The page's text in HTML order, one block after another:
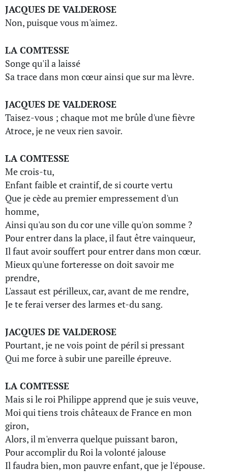
JACQUES DE VALDEROSE
Non, puisque vous m'aimez.
LA COMTESSE
Songe qu'il a laissé
Sa trace dans mon cœur ainsi que sur ma lèvre.
JACQUES DE VALDEROSE
Taisez-vous ; chaque mot me brûle d'une fièvre
Atroce, je ne veux rien savoir.
LA COMTESSE
Me crois-tu,
Enfant faible et craintif, de si courte vertu
Que je cède au premier empressement d'un
homme,
Ainsi qu'au son du cor une ville qu'on somme ?
Pour entrer dans la place, il faut être vainqueur,
Il faut avoir souffert pour entrer dans mon cœur.
Mieux qu'une forteresse on doit savoir me
prendre,
L'assaut est périlleux, car, avant de me rendre,
Je te ferai verser des larmes et-du sang.
JACQUES DE VALDEROSE
Pourtant, je ne vois point de péril si pressant
Qui me force à subir une pareille épreuve.
LA COMTESSE
Mais si le roi Philippe apprend que je suis veuve,
Moi qui tiens trois châteaux de France en mon
giron,
Alors, il m'enverra quelque puissant baron,
Pour accomplir du Roi la volonté jalouse
Il faudra bien, mon pauvre enfant, que je l'épouse.